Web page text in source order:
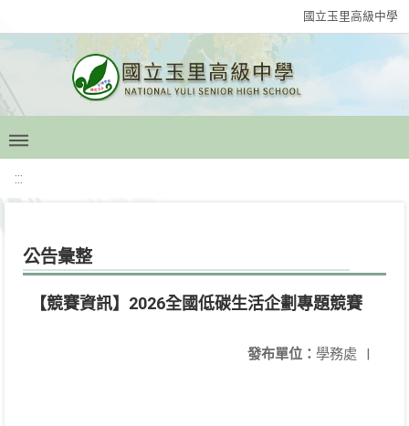
國立玉里高級中學
:::
公告彙整
【競賽資訊】2026全國低碳生活企劃專題競賽
發布單位： 學務處 |